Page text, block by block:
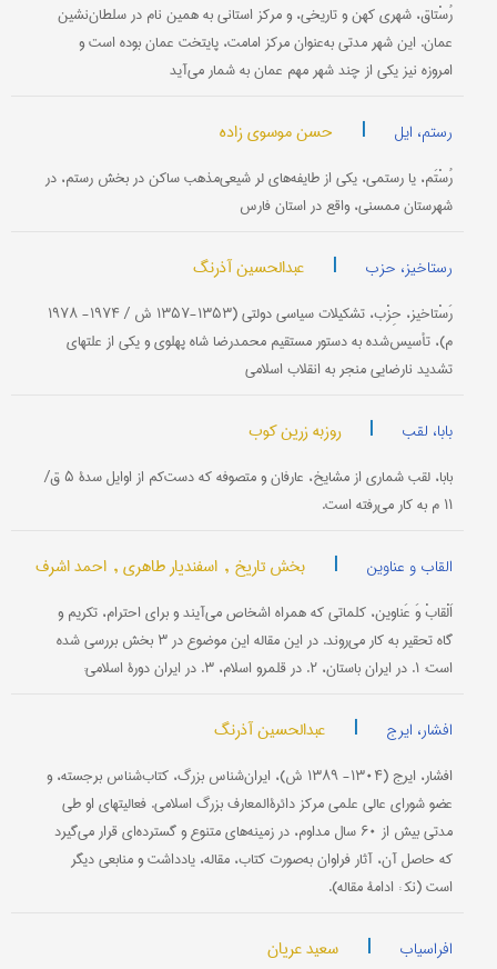
رُسْتاق، شهری کهن و تاریخی، و مرکز استانی به همین نام در سلطان‌نشین
عمان. این شهر مدتی به‌عنوان مرکز امامت، پایتخت عمان بوده است و
امروزه نیز یکی از چند شهر مهم عمان به شمار می‌آید
رستم، ایل | حسن موسوی زاده
رُسْتَم، یا رستمی، یکی از طایفه‌های لر شیعی‌مذهب ساکن در بخش رستم، در
شهرستان ممسنی، واقع در استان فارس
رستاخیز، حزب | عبدالحسین آذرنگ
رَسْتاخیز، حِزْب، تشکیلات سیاسی دولتی (۱۳۵۳-۱۳۵۷ ش / ۱۹۷۴- ۱۹۷۸
م)، تأسیس‌شده به دستور مستقیم محمدرضا شاه پهلوی و یکی از علتهای
تشدید نارضایی منجر به انقلاب اسلامی
بابا، لقب | روزبه زرین کوب
بابا، لقب شماری از مشایخ، عارفان و متصوفه که دست‌کم از اوایل سدۀ ۵ ق/
۱۱ م به کار می‌رفته است.
القاب و عناوین | بخش تاریخ , اسفندیار طاهری , احمد اشرف
اَلْقابْ وَ عَناوین، کلماتی که همراه اشخاص می‌آیند و برای احترام، تکریم و
گاه تحقیر به کار می‌روند. در این مقاله این موضوع در ۳ بخش بررسی شده
است: ۱. در ایران باستان، ۲. در قلمرو اسلام، ۳. در ایران دورۀ اسلامی:
افشار، ایرج | عبدالحسین آذرنگ
افشار، ایرج (۱۳۰۴- ۱۳۸۹ ش)، ایران‌شناس بزرگ، کتاب‌شناس برجسته، و
عضو شورای عالی علمی مرکز دائرةالمعارف بزرگ اسلامی. فعالیتهای او طی
مدتی بیش از ۶۰ سال مداوم، در زمینه‌های متنوع و گسترده‌ای قرار می‌گیرد
که حاصل آن، آثار فراوان به‌صورت کتاب، مقاله، یادداشت و منابعی دیگر
است (نک‍ : ادامۀ مقاله).
افراسیاب | سعید عریان